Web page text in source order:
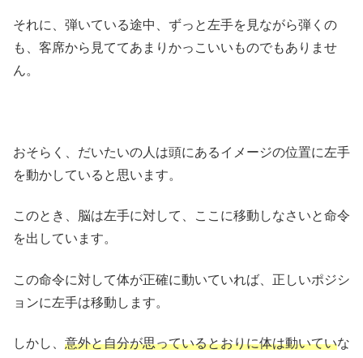
それに、弾いている途中、ずっと左手を見ながら弾くの
も、客席から見ててあまりかっこいいものでもありませ
ん。
おそらく、だいたいの人は頭にあるイメージの位置に左手
を動かしていると思います。
このとき、脳は左手に対して、ここに移動しなさいと命令
を出しています。
この命令に対して体が正確に動いていれば、正しいポジシ
ョンに左手は移動します。
しかし、 意外と自分が思っているとおりに体は動いていな